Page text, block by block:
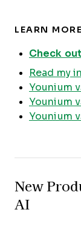
LEARN
Check
Read my
Younium
Younium
Younium
New
AI